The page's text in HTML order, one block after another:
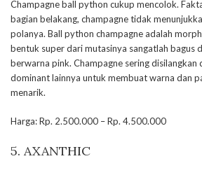
Champagne ball python cukup mencolok.
bagian belakang, champagne tidak
polanya. Ball python champagne adalah
bentuk super dari mutasinya sangatlah bagus
berwarna pink. Champagne sering disilangkan
dominant lainnya untuk membuat warna dan
menarik.
Harga: Rp. 2.500.000 – Rp. 4.500.000
5. AXANTHIC